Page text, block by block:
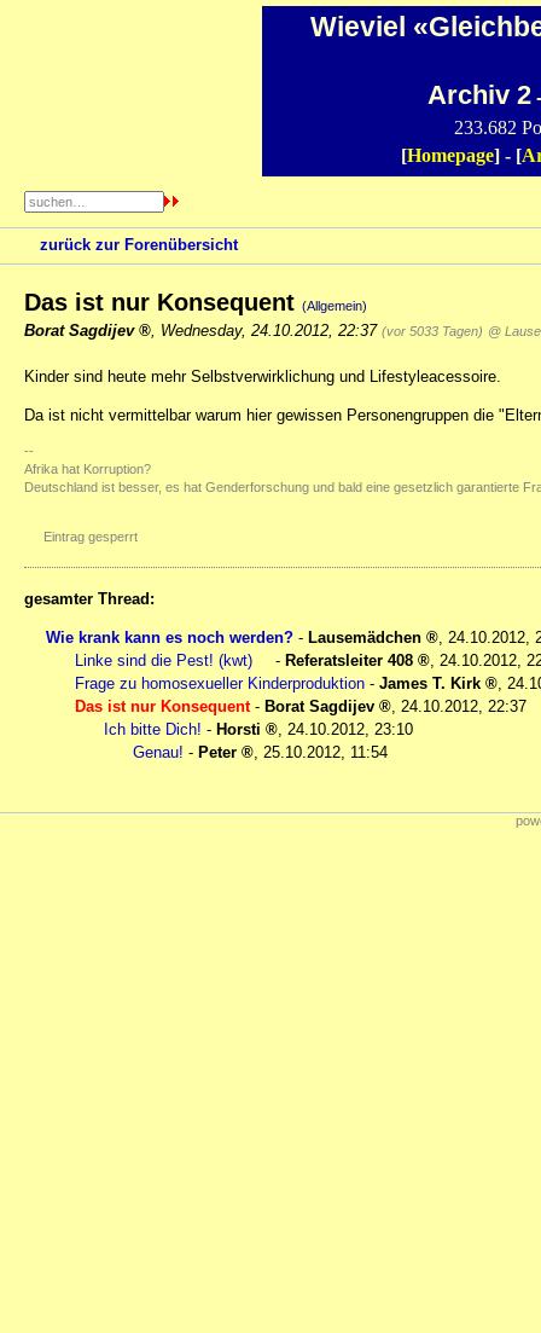
Wieviel
Archiv 2
233.682
[Homepage] - [
zurück zur Forenübersicht
Das ist nur Konsequent (Allgemein)
Borat Sagdijev Wednesday, 24.10.2012, 22:37 (vor 5033 Tagen) @
Kinder sind heute mehr Selbstverwirklichung und Lifestyleacessoire.
Da ist nicht vermittelbar warum hier gewissen Personengruppen die
--
Afrika hat Korruption?
Deutschland ist besser, es hat Genderforschung und bald eine gesetzlich garantierte
Eintrag gesperrt
gesamter Thread:
Wie krank kann es noch werden? - Lausemädchen , 24.10.2012,
Linke sind die Pest! (kwt)
- Referatsleiter 408 , 24.10.2012,
Frage zu homosexueller Kinderproduktion - James T. Kirk ,
Das ist nur Konsequent- Borat Sagdijev , 24.10.2012, 22:37
Ich bitte Dich! - Horsti , 24.10.2012, 23:10
Genau! - Peter , 25.10.2012, 11:54